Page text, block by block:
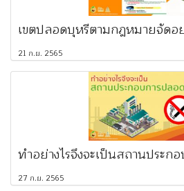
เขตปลอดบุหรี่ตามกฎหมายจัดอ
21 ก.ย. 2565
ทำอย่างไรจึงจะเป็นสถานประก
27 ก.ย. 2565